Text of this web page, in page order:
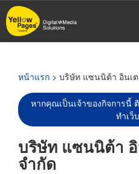
ข้าม
ไป
หน้าแรก > บริษัท แซนนิต้า อินเ
หากคุณเป็นเจ้าของกิจการนี้
ทำเว็
บริษัท แซนนิต้า
จำกัด